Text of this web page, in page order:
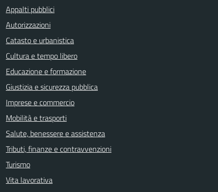
Appalti pubblici
Autorizzazioni
Catasto e urbanistica
Cultura e tempo libero
Educazione e formazione
Giustizia e sicurezza pubblica
Imprese e commercio
Mobilità e trasporti
Salute, benessere e assistenza
Tributi, finanze e contravvenzioni
Turismo
Vita lavorativa